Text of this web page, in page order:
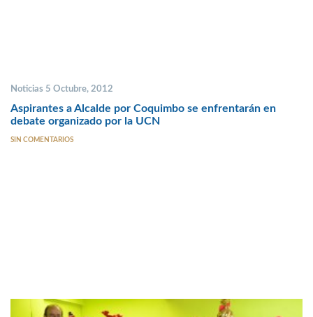
Noticias 5 Octubre, 2012
Aspirantes a Alcalde por Coquimbo se enfrentarán en
debate organizado por la UCN
SIN COMENTARIOS